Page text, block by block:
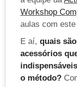
Workshop
aulas com
E aí, quais
acessórios
o método?